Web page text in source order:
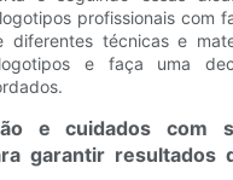
profissionais com
diferentes técnicas e
e faça uma
e cuidados com
garantir resultados